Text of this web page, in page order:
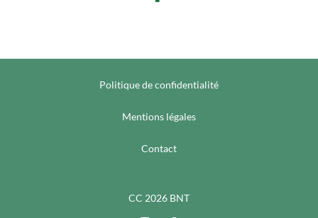
Politique de confidentialité
Mentions légales
Contact
CC 2026 BNT